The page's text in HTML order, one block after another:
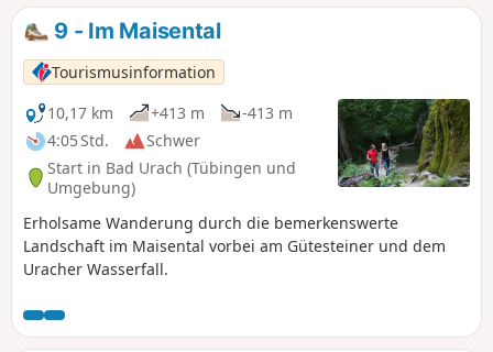
9 - Im Maisental
Tourismusinformation
10,17 km
+413 m
-413 m
4:05 Std.
Schwer
Start in Bad Urach (Tübingen und
Umgebung)
Erholsame Wanderung durch die bemerkenswerte
Landschaft im Maisental vorbei am Gütesteiner und dem
Uracher Wasserfall.